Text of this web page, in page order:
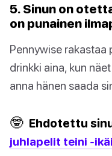
5. Sinun on
on punainen
Pennywise rakastaa
drinkki aina, kun
anna hänen saada
🤓 Ehdotettu
juhlapelit teini -